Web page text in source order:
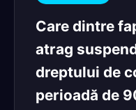
Care dintre
atrag
dreptului de
perioadă de